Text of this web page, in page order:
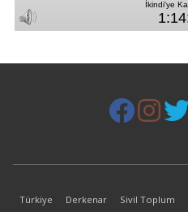
Türkiye Derkenar Sivil Toplum